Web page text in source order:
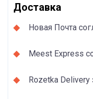
Доставка
Новая Почта
Meest Express
Rozetka Delivery